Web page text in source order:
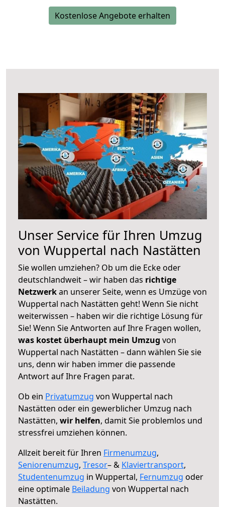
Kostenlose Angebote erhalten
Unser Service für Ihren Umzug
von Wuppertal nach Nastätten
Sie wollen umziehen? Ob um die Ecke oder
deutschlandweit – wir haben das richtige
Netzwerkan unserer Seite, wenn es Umzüge von
Wuppertal nach Nastätten geht! Wenn Sie nicht
weiterwissen – haben wir die richtige Lösung für
Sie! Wenn Sie Antworten auf Ihre Fragen wollen,
was kostet überhaupt mein Umzug von
Wuppertal nach Nastätten – dann wählen Sie sie
uns, denn wir haben immer die passende
Antwort auf Ihre Fragen parat.
Ob ein Privatumzug von Wuppertal nach
Nastätten oder ein gewerblicher Umzug nach
Nastätten, wir helfen, damit Sie problemlos und
stressfrei umziehen können.
Allzeit bereit für Ihren Firmenumzug,
Seniorenumzug, Tresor– & Klaviertransport,
Studentenumzug in Wuppertal, Fernumzug oder
eine optimale Beiladung von Wuppertal nach
Nastätten.